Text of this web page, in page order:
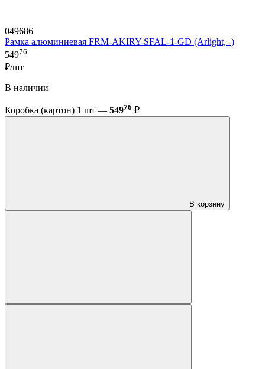
049686
Рамка алюминиевая FRM-AKIRY-SFAL-1-GD (Arlight, -)
54976
₽/шт
В наличии
Коробка (картон) 1 шт — 54976 ₽
В корзину